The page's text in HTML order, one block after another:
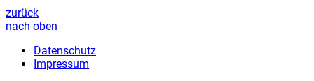
zurück
nach oben
Datenschutz
Impressum